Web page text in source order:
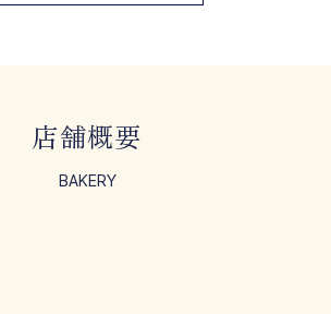
店舗概要
BAKERY